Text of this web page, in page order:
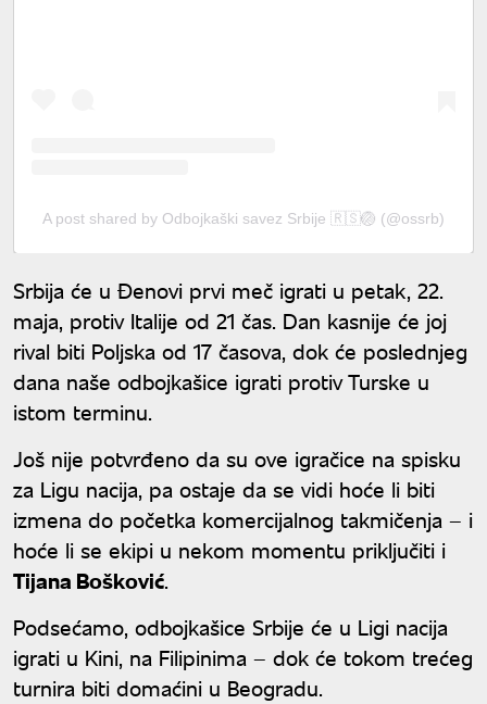
A post shared by Odbojkaški savez Srbije 🇷🇸🏐 (@ossrb)
Srbija će u Đenovi prvi meč igrati u petak, 22.
maja, protiv Italije od 21 čas. Dan kasnije će joj
rival biti Poljska od 17 časova, dok će poslednjeg
dana naše odbojkašice igrati protiv Turske u
istom terminu.
Još nije potvrđeno da su ove igračice na spisku
za Ligu nacija, pa ostaje da se vidi hoće li biti
izmena do početka komercijalnog takmičenja – i
hoće li se ekipi u nekom momentu priključiti i
Tijana Bošković.
Podsećamo, odbojkašice Srbije će u Ligi nacija
igrati u Kini, na Filipinima – dok će tokom trećeg
turnira biti domaćini u Beogradu.